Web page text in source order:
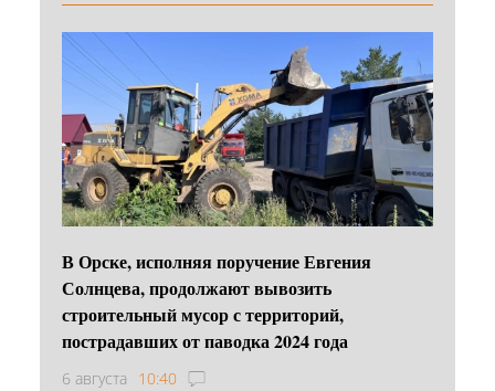
В Орске, исполняя поручение Евгения
Солнцева, продолжают вывозить
строительный мусор с территорий,
пострадавших от паводка 2024 года
6 августа 10:40